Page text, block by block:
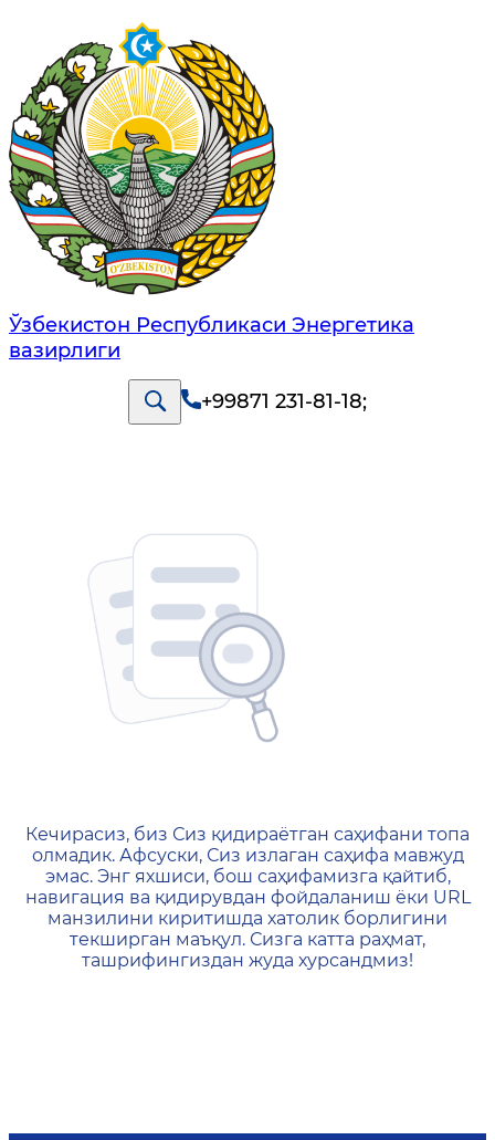
Ўзбекистон Республикаси Энергетика
вазирлиги
+99871 231-81-18;
404 — Страница не
Кечирасиз, биз Сиз қидираётган саҳифани топа
олмадик. Афсуски, Сиз излаган саҳифа мавжуд
эмас. Энг яхшиси, бош саҳифамизга қайтиб,
навигация ва қидирувдан фойдаланиш ёки URL
манзилини киритишда хатолик борлигини
текширган маъқул. Сизга катта раҳмат,
ташрифингиздан жуда хурсандмиз!